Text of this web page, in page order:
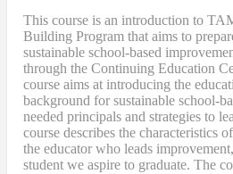
This course is an introduction to
Building Program that aims to
sustainable school-based
through the Continuing Education
course aims at introducing the
background for sustainable school-
needed principals and strategies to
course describes the characteristics
the educator who leads
student we aspire to graduate. The